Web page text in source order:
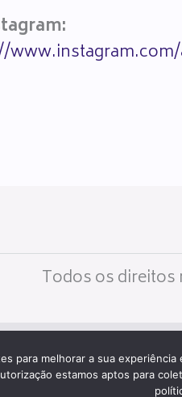
Todos os direitos
UM SITE IGUAL A
para melhorar a sua
estamos aptos para